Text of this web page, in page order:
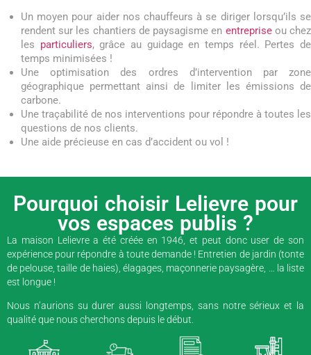
Un moyen pour aider nos chauffeurs à se diriger lorsqu’ils se
rendent sur les chantiers de paysagisme en entrepriseou chez
les particuliers, grâce au guidage en temps réel. Pertes de
temps minimisées !
Une optimisation des ordres d’intervention par zone
géographique permettant ainsi de limiter les émissions de
carbone.
Une traçabilité de nos interventions pour répondre à toutes les
questions de nos clients.
Une aide précieuse en cas d’accident ou vol !
Pourquoi choisir Lelievre pour
vos espaces publis ?
La maison Lelievre a été créée en 1946, et peut donc user de son
expérience pour répondre à toute demande ! Entretien de jardin (tonte
de pelouse, taille de haies), élagages, maçonnerie paysagère, … la liste
est longue !
Nous n’aurions su durer aussi longtemps, sans notre sérieux et la
qualité que nous cherchons depuis le début.